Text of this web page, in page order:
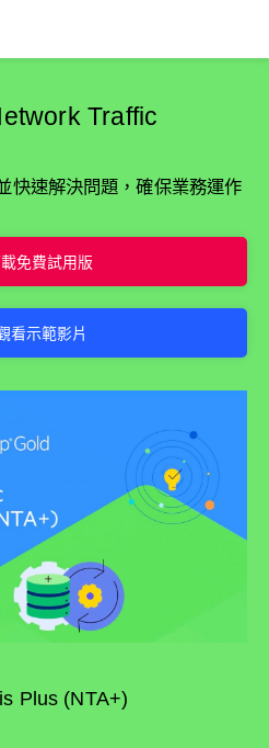
Traffic
快速解決問題，確保業務運作
免費試用版
看示範影片
Plus (NTA+)